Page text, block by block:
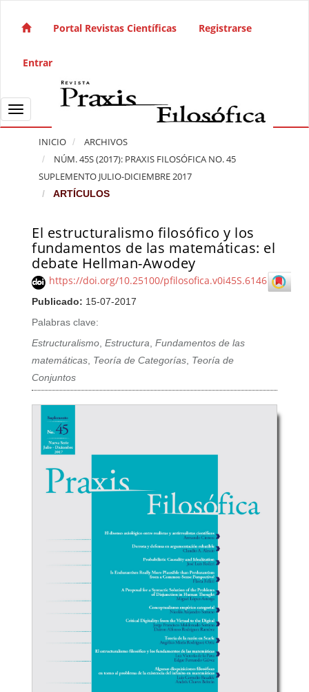
Navegación principal
Barra lateral
Portal Revistas Científicas Registrarse
Entrar
Toggle navigation
INICIO
ARCHIVOS
NÚM. 45S (2017): PRAXIS FILOSÓFICA NO. 45
SUPLEMENTO JULIO-DICIEMBRE 2017
ARTÍCULOS
El estructuralismo filosófico y los
fundamentos de las matemáticas: el
debate Hellman-Awodey
https://doi.org/10.25100/pfilosofica.v0i45S.6146
Publicado: 15-07-2017
Palabras clave:
Estructuralismo,Estructura,Fundamentos de las
matemáticas, Teoría de Categorías, Teoría de
Conjuntos
Barra lateral del artículo